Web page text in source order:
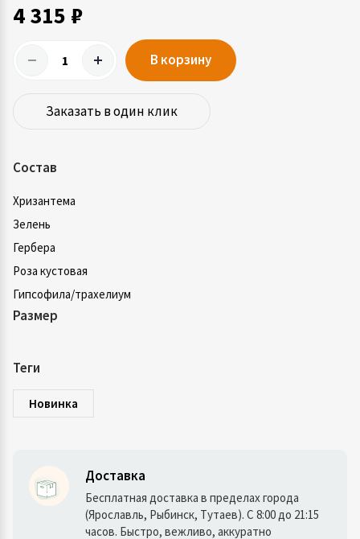
4 315 ₽
В корзину
Заказать в один клик
Состав
Хризантема
Зелень
Гербера
Роза кустовая
Гипсофила/трахелиум
Размер
Теги
Новинка
Доставка
Бесплатная доставка в пределах города
(Ярославль, Рыбинск, Тутаев). С 8:00 до 21:15
часов. Быстро, вежливо, аккуратно